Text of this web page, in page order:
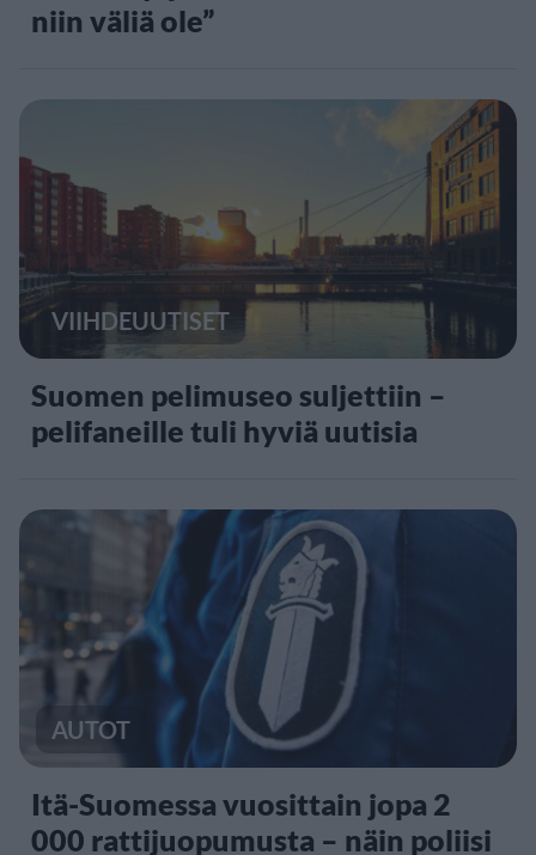
niin väliä ole”
VIIHDEUUTISET
Suomen pelimuseo suljettiin –
pelifaneille tuli hyviä uutisia
AUTOT
Itä-Suomessa vuosittain jopa 2
000 rattijuopumusta – näin poliisi